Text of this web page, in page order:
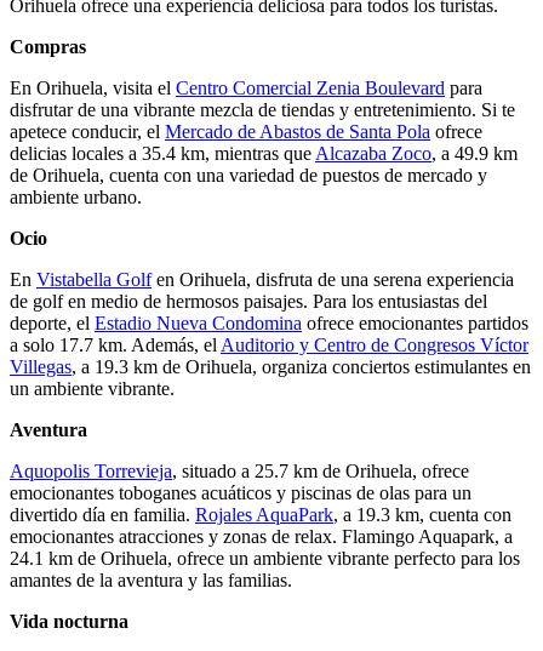
Orihuela ofrece una experiencia deliciosa para todos los turistas.
Compras
En Orihuela, visita el Centro Comercial Zenia Boulevard para
disfrutar de una vibrante mezcla de tiendas y entretenimiento. Si te
apetece conducir, el Mercado de Abastos de Santa Pola ofrece
delicias locales a 35.4 km, mientras queAlcazaba Zoco, a 49.9 km
de Orihuela, cuenta con una variedad de puestos de mercado y
ambiente urbano.
Ocio
En Vistabella Golfen Orihuela, disfruta de una serena experiencia
de golf en medio de hermosos paisajes. Para los entusiastas del
deporte, el Estadio Nueva Condomina ofrece emocionantes partidos
a solo 17.7 km. Además, elAuditorio y Centro de Congresos Víctor
Villegas, a 19.3 km de Orihuela, organiza conciertos estimulantes en
un ambiente vibrante.
Aventura
Aquopolis Torrevieja, situado a 25.7 km de Orihuela, ofrece
emocionantes toboganes acuáticos y piscinas de olas para un
divertido día en familia. Rojales AquaPark, a 19.3 km, cuenta con
emocionantes atracciones y zonas de relax. Flamingo Aquapark, a
24.1 km de Orihuela, ofrece un ambiente vibrante perfecto para los
amantes de la aventura y las familias.
Vida nocturna